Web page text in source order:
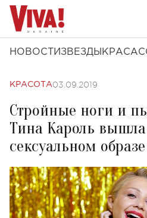
НОВОСТИ ЗВЕЗДЫ КРАСА
КРАСОТА03.09.2019
Стройные ноги и
Тина Кароль вышла
сексуальном образе